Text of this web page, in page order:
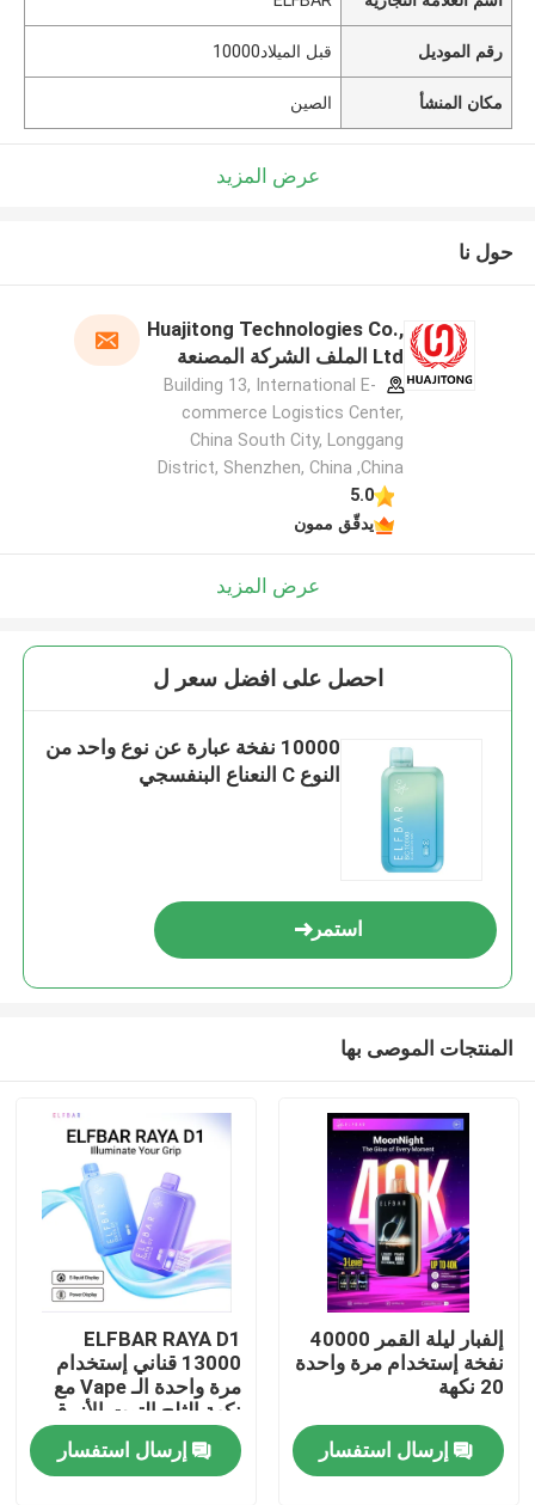
رقم الموديل قبل الميلاد10000
مكان المنشأ الصين
عرض المزيد
حول نا
Huajitong Technologies Co.,
Ltd الملف الشركة المصنعة
Building 13, International E-
commerce Logistics Center,
China South City, Longgang
District, Shenzhen, China ,China
5.0
يدقّق ممون
عرض المزيد
احصل على افضل سعر ل
10000 نفخة عبارة عن نوع واحد من
النوع C النعناع البنفسجي
استمر
المنتجات الموصى بها
إلفبار ليلة القمر 40000
نفخة إستخدام مرة واحدة
20 نكهة
إرسال استفسار
ELFBAR RAYA D1
13000 قناني إستخدام
مرة واحدة الـ Vape مع
نكهة الثلج التوت الأزرق
إرسال استفسار